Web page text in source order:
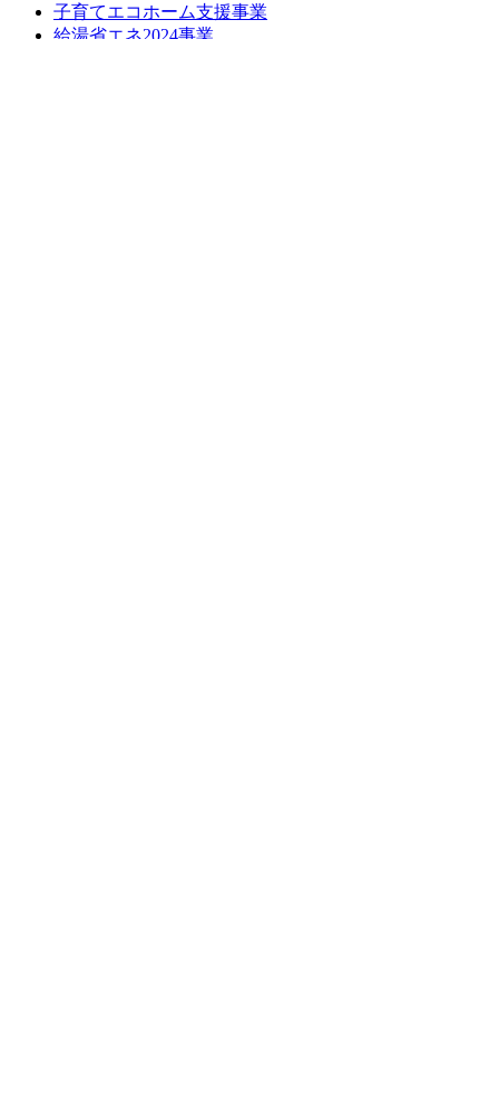
子育てエコホーム支援事業
給湯省エネ2024事業